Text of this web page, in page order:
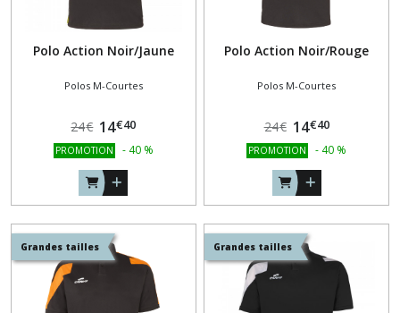
Polo Action Noir/Jaune
Polos M-Courtes
24€ 14€40
PROMOTION - 40 %
Polo Action Noir/Rouge
Polos M-Courtes
24€ 14€40
PROMOTION - 40 %
Grandes tailles Grandes tailles